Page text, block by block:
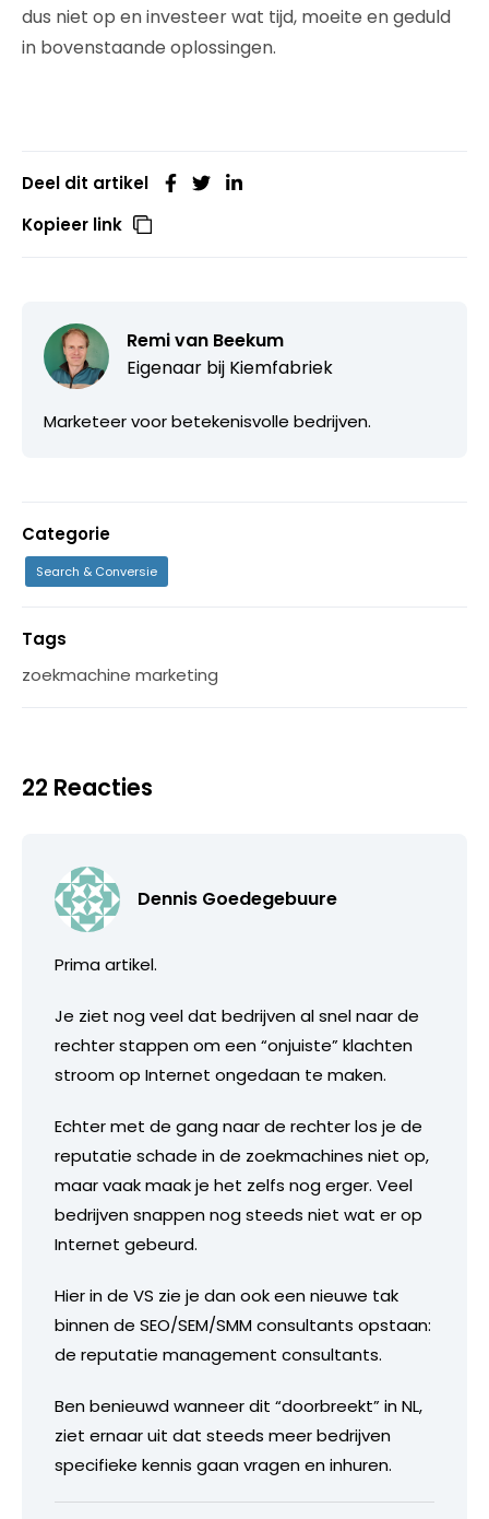
dus niet op en investeer wat tijd, moeite en geduld
in bovenstaande oplossingen.
Deel dit artikel
Kopieer link
Remi van Beekum
Eigenaar bij Kiemfabriek
Marketeer voor betekenisvolle bedrijven.
Categorie
Search & Conversie
Tags
zoekmachine marketing
22 Reacties
Dennis Goedegebuure
Prima artikel.
Je ziet nog veel dat bedrijven al snel naar de
rechter stappen om een “onjuiste” klachten
stroom op Internet ongedaan te maken.
Echter met de gang naar de rechter los je de
reputatie schade in de zoekmachines niet op,
maar vaak maak je het zelfs nog erger. Veel
bedrijven snappen nog steeds niet wat er op
Internet gebeurd.
Hier in de VS zie je dan ook een nieuwe tak
binnen de SEO/SEM/SMM consultants opstaan:
de reputatie management consultants.
Ben benieuwd wanneer dit “doorbreekt” in NL,
ziet ernaar uit dat steeds meer bedrijven
specifieke kennis gaan vragen en inhuren.